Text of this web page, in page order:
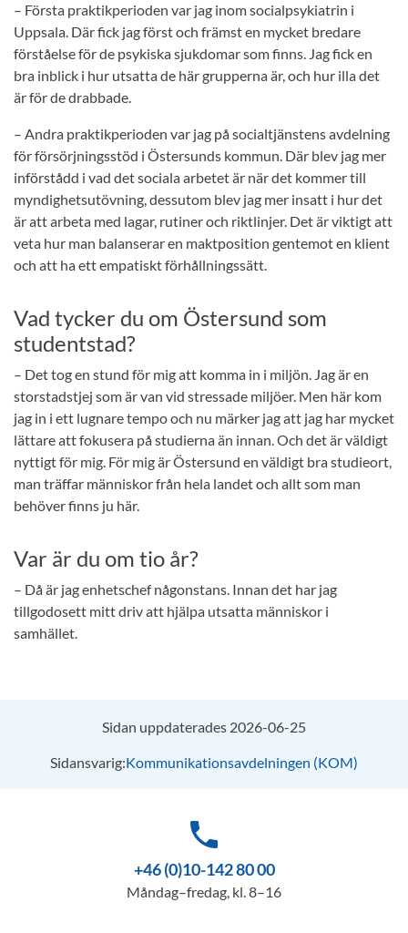
– Första praktikperioden var jag inom socialpsykiatrin i
Uppsala. Där fick jag först och främst en mycket bredare
förståelse för de psykiska sjukdomar som finns. Jag fick en
bra inblick i hur utsatta de här grupperna är, och hur illa det
är för de drabbade.
– Andra praktikperioden var jag på socialtjänstens avdelning
för försörjningsstöd i Östersunds kommun. Där blev jag mer
införstådd i vad det sociala arbetet är när det kommer till
myndighetsutövning, dessutom blev jag mer insatt i hur det
är att arbeta med lagar, rutiner och riktlinjer. Det är viktigt att
veta hur man balanserar en maktposition gentemot en klient
och att ha ett empatiskt förhållningssätt.
Vad tycker du om Östersund som
studentstad?
– Det tog en stund för mig att komma in i miljön. Jag är en
storstadstjej som är van vid stressade miljöer. Men här kom
jag in i ett lugnare tempo och nu märker jag att jag har mycket
lättare att fokusera på studierna än innan. Och det är väldigt
nyttigt för mig. För mig är Östersund en väldigt bra studieort,
man träffar människor från hela landet och allt som man
behöver finns ju här.
Var är du om tio år?
– Då är jag enhetschef någonstans. Innan det har jag
tillgodosett mitt driv att hjälpa utsatta människor i
samhället.
Sidan uppdaterades 2026-06-25
Sidansvarig:Kommunikationsavdelningen (KOM)
phone
+46 (0)10-142 80 00
Måndag–fredag, kl. 8–16